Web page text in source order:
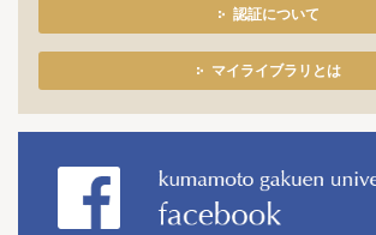
認証について
マイライブラリとは